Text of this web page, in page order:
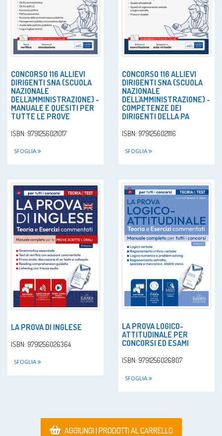
CONCORSO 116 ALLIEVI
DIRIGENTI SNA (SCUOLA
NAZIONALE
DELL'AMMINISTRAZIONE) -
MANUALE E QUESITI PER
TUTTE LE PROVE
ISBN: 9791256021017
SFOGLIA
CONCORSO 116 ALLIEVI
DIRIGENTI SNA (SCUOLA
NAZIONALE
DELL'AMMINISTRAZIONE) -
COMPETENZE DEI
DIRIGENTI DELLA PA
ISBN: 9791256021116
SFOGLIA
LA PROVA DI INGLESE
ISBN: 9791256026364
SFOGLIA
LA PROVA LOGICO-
ATTITUDINALE PER
CONCORSI ED ESAMI
ISBN: 9791256026807
SFOGLIA
AGGIUNGI I PRODOTTI AL CARRELLO